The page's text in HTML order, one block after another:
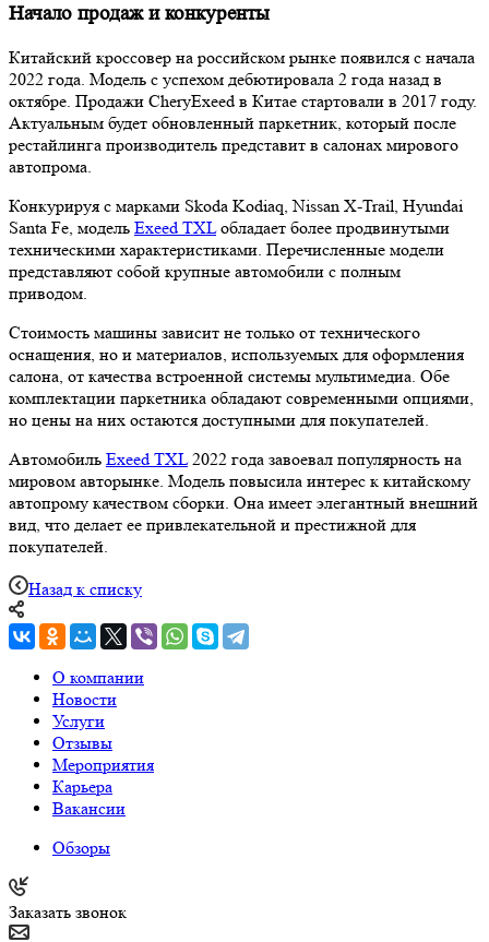
Начало продаж и конкуренты
Китайский кроссовер на российском рынке появился с начала
2022 года. Модель с успехом дебютировала 2 года назад в
октябре. Продажи CheryExeed в Китае стартовали в 2017 году.
Актуальным будет обновленный паркетник, который после
рестайлинга производитель представит в салонах мирового
автопрома.
Конкурируя с марками Skoda Kodiaq, Nissan X-Trail, Hyundai
Santa Fe, модель Exeed TXLобладает более продвинутыми
техническими характеристиками. Перечисленные модели
представляют собой крупные автомобили с полным
приводом.
Стоимость машины зависит не только от технического
оснащения, но и материалов, используемых для оформления
салона, от качества встроенной системы мультимедиа. Обе
комплектации паркетника обладают современными опциями,
но цены на них остаются доступными для покупателей.
Автомобиль Exeed TXL2022 года завоевал популярность на
мировом авторынке. Модель повысила интерес к китайскому
автопрому качеством сборки. Она имеет элегантный внешний
вид, что делает ее привлекательной и престижной для
покупателей.
Назад к списку
О компании
Новости
Услуги
Отзывы
Мероприятия
Карьера
Вакансии
Обзоры
Заказать звонок